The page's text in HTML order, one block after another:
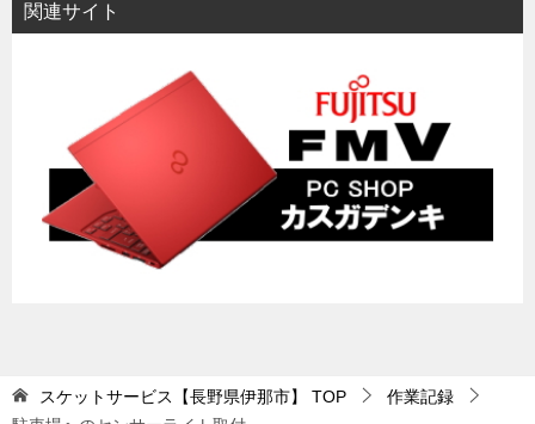
関連サイト
スケットサービス【長野県伊那市】 TOP
作業記録